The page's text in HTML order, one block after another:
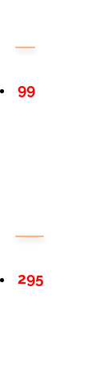
99
295